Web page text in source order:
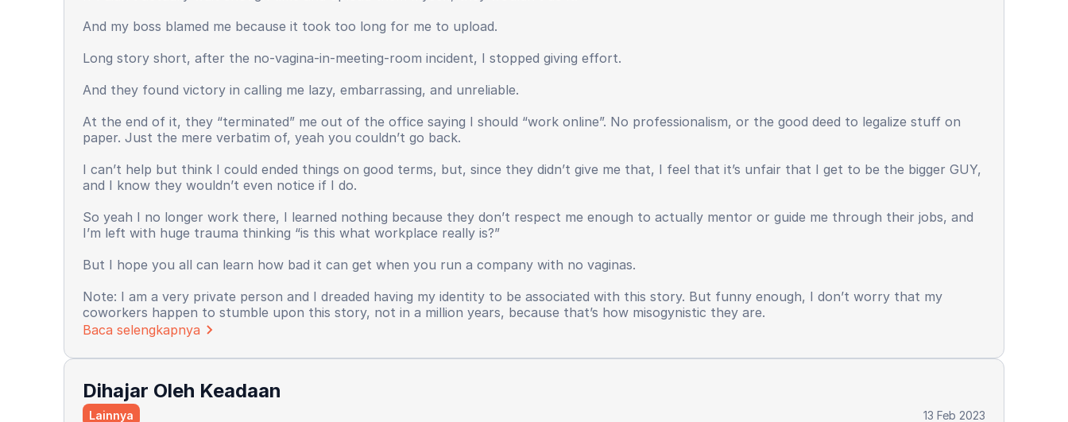
And my boss blamed me because it took too long for me to upload.
Long story short, after the no-vagina-in-meeting-room incident, I stopped giving effort.
And they found victory in calling me lazy, embarrassing, and unreliable.
At the end of it, they “terminated” me out of the office saying I should “work online”. No professionalism, or the good deed to legalize stuff on
paper. Just the mere verbatim of, yeah you couldn’t go back.
I can’t help but think I could ended things on good terms, but, since they didn’t give me that, I feel that it’s unfair that I get to be the bigger GUY,
and I know they wouldn’t even notice if I do.
So yeah I no longer work there, I learned nothing because they don’t respect me enough to actually mentor or guide me through their jobs, and
I’m left with huge trauma thinking “is this what workplace really is?”
But I hope you all can learn how bad it can get when you run a company with no vaginas.
Note: I am a very private person and I dreaded having my identity to be associated with this story. But funny enough, I don’t worry that my
coworkers happen to stumble upon this story, not in a million years, because that’s how misogynistic they are.
Baca selengkapnya
Dihajar Oleh Keadaan
Lainnya 13 Feb 2023